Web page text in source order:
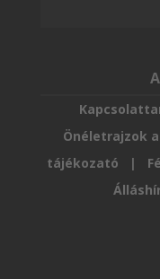
Önéletrajzok
tájékozató |